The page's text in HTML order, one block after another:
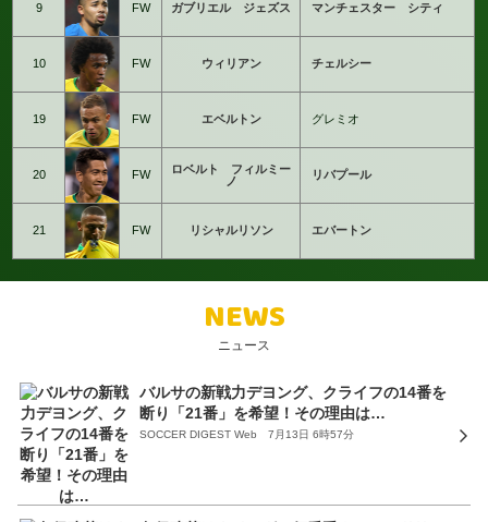
9 FW ガブリエル ジェズス マンチェスター シティ
10 FW ウィリアン チェルシー
19 FW エベルトン グレミオ
20 FW
ロベルト フィルミー
ノ
リバプール
21 FW リシャルリソン エバートン
NEWS
ニュース
バルサの新戦力デヨング、クライフの14番を
断り「21番」を希望！その理由は…
SOCCER DIGEST Web 7月13日 6時57分